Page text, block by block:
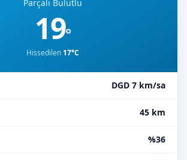
Parçalı Bulutlu
19°
Hissedilen 17°C
DGD 7 km/sa
45 km
%36